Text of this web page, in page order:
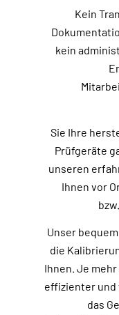
Kein
kein
Sie Ihre
Prüfgeräte
unseren
Ihnen vor
Unser
die
Ihnen. Je
effizienter
das